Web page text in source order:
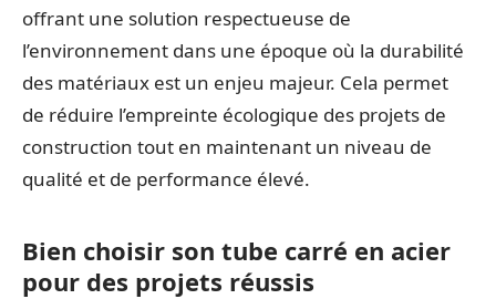
offrant une solution respectueuse de
l’environnement dans une époque où la durabilité
des matériaux est un enjeu majeur. Cela permet
de réduire l’empreinte écologique des projets de
construction tout en maintenant un niveau de
qualité et de performance élevé.
Bien choisir son tube carré en acier
pour des projets réussis